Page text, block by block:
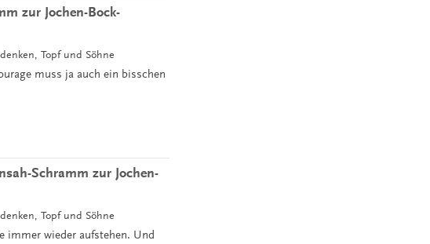
zur Jochen-Bock-
Topf und Söhne
muss ja auch ein bisschen
Schramm zur Jochen-
Topf und Söhne
immer wieder aufstehen. Und